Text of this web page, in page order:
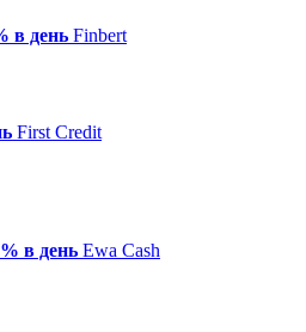
в день Finbert
First Credit
в день Ewa Cash